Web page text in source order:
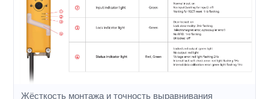
Жёсткость монтажа и точность выравнивания